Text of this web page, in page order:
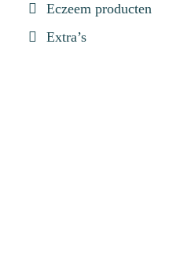
Eczeem producten
Extra’s